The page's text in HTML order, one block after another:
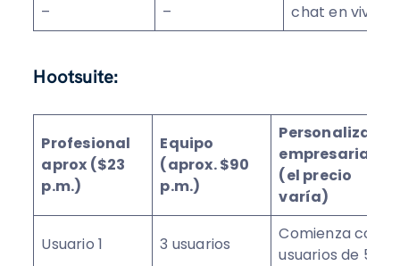
–
– chat en vivo
Hootsuite:
Profesional
aprox ($23
p.m.)
Equipo
(aprox. $90
p.m.)
Personalizado
empresarial
(el precio
varía)
Usuario 1 3 usuarios
Comienza con
usuarios de 5